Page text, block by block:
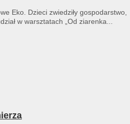
Eko. Dzieci zwiedziły gospodarstwo,
w warsztatach „Od ziarenka...